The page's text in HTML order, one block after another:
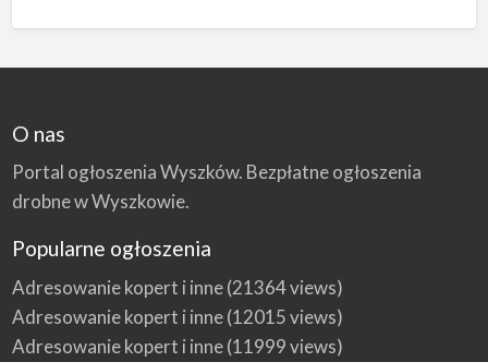
O nas
Portal ogłoszenia Wyszków. Bezpłatne ogłoszenia
drobne w Wyszkowie.
Popularne ogłoszenia
Adresowanie kopert i inne(21364 views)
Adresowanie kopert i inne(12015 views)
Adresowanie kopert i inne(11999 views)